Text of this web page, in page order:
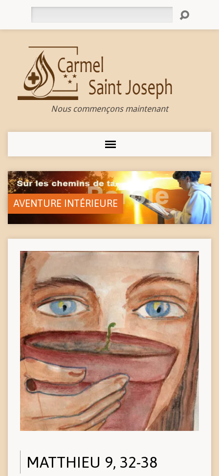
Nous commençons maintenant
AVENTURE INTÉRIEURE
MATTHIEU 9, 32-38